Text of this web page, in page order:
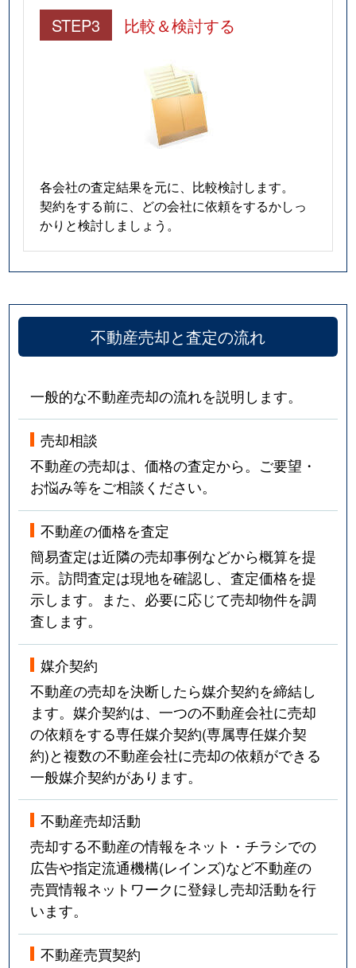
STEP3 比較＆検討する
各会社の査定結果を元に、比較検討します。
契約をする前に、どの会社に依頼をするかしっ
かりと検討しましょう。
不動産売却と査定の流れ
一般的な不動産売却の流れを説明します。
売却相談
不動産の売却は、価格の査定から。ご要望・
お悩み等をご相談ください。
不動産の価格を査定
簡易査定は近隣の売却事例などから概算を提
示。訪問査定は現地を確認し、査定価格を提
示します。また、必要に応じて売却物件を調
査します。
媒介契約
不動産の売却を決断したら媒介契約を締結し
ます。媒介契約は、一つの不動産会社に売却
の依頼をする専任媒介契約(専属専任媒介契
約)と複数の不動産会社に売却の依頼ができる
一般媒介契約があります。
不動産売却活動
売却する不動産の情報をネット・チラシでの
広告や指定流通機構(レインズ)など不動産の
売買情報ネットワークに登録し売却活動を行
います。
不動産売買契約